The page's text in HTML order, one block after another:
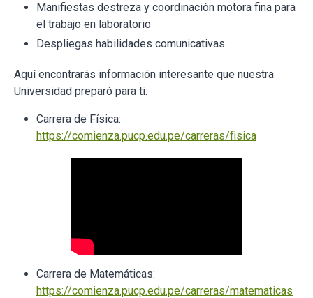
Manifiestas destreza y coordinación motora fina para
el trabajo en laboratorio
Despliegas habilidades comunicativas.
Aquí encontrarás información interesante que nuestra
Universidad preparó para ti:
Carrera de Física:
https://comienza.pucp.edu.pe/carreras/fisica
Carrera de Matemáticas:
https://comienza.pucp.edu.pe/carreras/matematicas